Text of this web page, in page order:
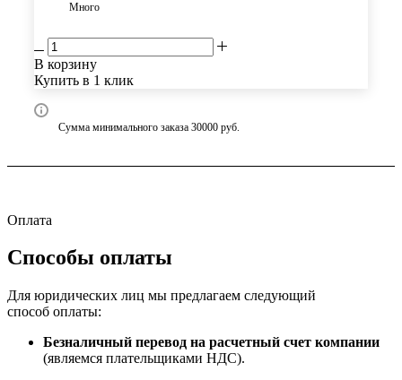
Много
В корзину
Купить в 1 клик
Сумма минимального заказа 30000 руб.
Оплата
Способы оплаты
Для юридических лиц мы предлагаем следующий
способ оплаты:
Безналичный перевод на расчетный счет компании
(являемся плательщиками НДС).